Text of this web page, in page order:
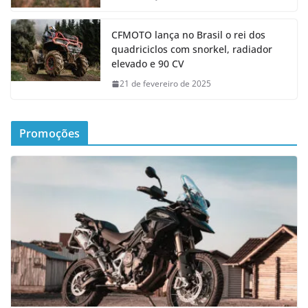
CFMOTO lança no Brasil o rei dos
quadriciclos com snorkel, radiador
elevado e 90 CV
21 de fevereiro de 2025
Promoções